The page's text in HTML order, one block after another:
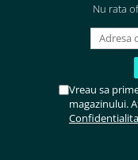
Nu rata
Vreau sa
magazinului.